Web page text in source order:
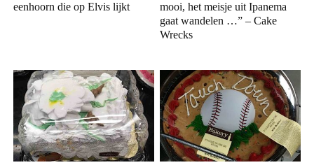
eenhoorn die op Elvis lijkt
mooi, het meisje uit Ipanema
gaat wandelen …” – Cake
Wrecks